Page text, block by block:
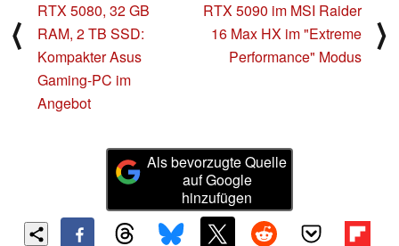
⟨
RTX 5080, 32 GB
RAM, 2 TB SSD:
Kompakter Asus
Gaming-PC im
Angebot
RTX 5090 im MSI Raider
16 Max HX im "Extreme
Performance" Modus
⟩
Als bevorzugte Quelle
auf Google
hinzufügen